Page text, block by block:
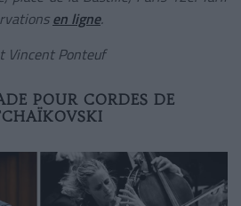
en ligne.
Vincent Ponteuf
POUR CORDES DE